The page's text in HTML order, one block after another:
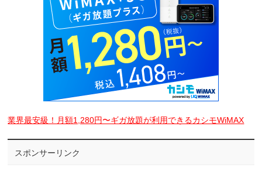
業界最安級！月額1,280円〜ギガ放題が利用できるカシモWiMAX
スポンサーリンク